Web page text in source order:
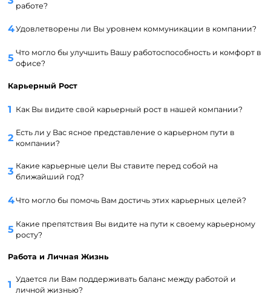
работе?
Удовлетворены ли Вы уровнем коммуникации в компании?
Что могло бы улучшить Вашу работоспособность и комфорт в
офисе?
Карьерный Рост
Как Вы видите свой карьерный рост в нашей компании?
Есть ли у Вас ясное представление о карьерном пути в
компании?
Какие карьерные цели Вы ставите перед собой на
ближайший год?
Что могло бы помочь Вам достичь этих карьерных целей?
Какие препятствия Вы видите на пути к своему карьерному
росту?
Работа и Личная Жизнь
Удается ли Вам поддерживать баланс между работой и
личной жизнью?